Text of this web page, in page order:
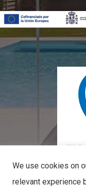
C/ José
We use cookies on
relevant experience